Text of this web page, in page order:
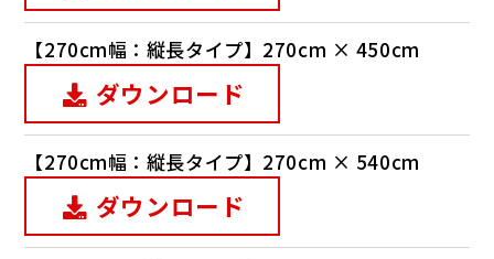
【270cm幅：縦長タイプ】270cm × 450cm
ダウンロード
【270cm幅：縦長タイプ】270cm × 540cm
ダウンロード